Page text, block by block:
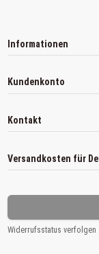
Informationen
Kundenkonto
Kontakt
Versandkosten für
Widerrufsstatus verfolgen